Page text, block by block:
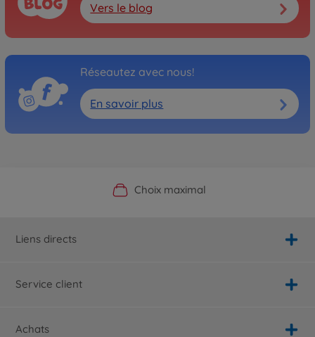
Vers le blog
Réseautez avec nous!
En savoir plus
Boutique officielle du fabricant
Choix maximal
Service personnalisé
Livraison rapide
Liens directs
Service client
Achats